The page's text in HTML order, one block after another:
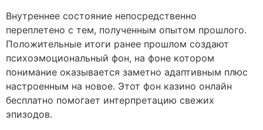
Внутреннее состояние непосредственно
переплетено с тем, полученным опытом прошлого.
Положительные итоги ранее прошлом создают
психоэмоциональный фон, на фоне котором
понимание оказывается заметно адаптивным плюс
настроенным на новое. Этот фон казино онлайн
бесплатно помогает интерпретацию свежих
эпизодов.